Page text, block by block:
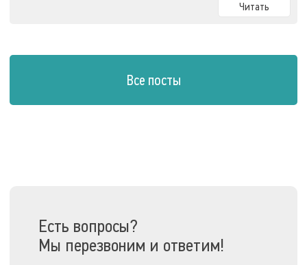
Читать
Все посты
Есть вопросы?
Мы перезвоним и ответим!